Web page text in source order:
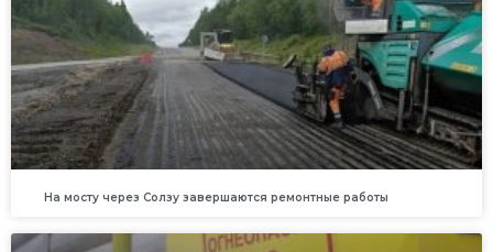
На мосту через Солзу завершаются ремонтные работы